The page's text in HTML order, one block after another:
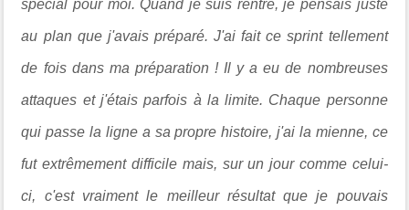
spécial pour moi. Quand je suis rentré, je pensais juste
au plan que j'avais préparé. J'ai fait ce sprint tellement
de fois dans ma préparation ! Il y a eu de nombreuses
attaques et j'étais parfois à la limite. Chaque personne
qui passe la ligne a sa propre histoire, j'ai la mienne, ce
fut extrêmement difficile mais, sur un jour comme celui-
ci, c'est vraiment le meilleur résultat que je pouvais